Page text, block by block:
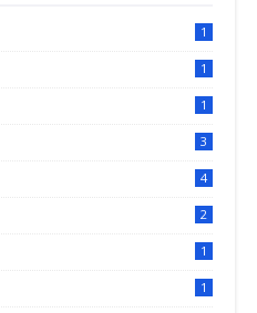
1
1
1
3
4
2
1
1